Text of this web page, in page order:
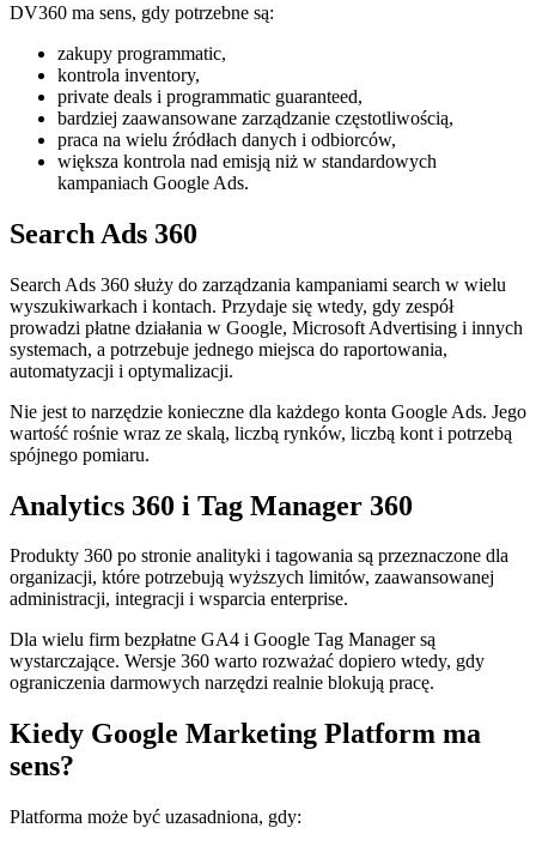
DV360 ma sens, gdy potrzebne są:
zakupy programmatic,
kontrola inventory,
private deals i programmatic guaranteed,
bardziej zaawansowane zarządzanie częstotliwością,
praca na wielu źródłach danych i odbiorców,
większa kontrola nad emisją niż w standardowych
kampaniach Google Ads.
Search Ads 360
Search Ads 360 służy do zarządzania kampaniami search w wielu
wyszukiwarkach i kontach. Przydaje się wtedy, gdy zespół
prowadzi płatne działania w Google, Microsoft Advertising i innych
systemach, a potrzebuje jednego miejsca do raportowania,
automatyzacji i optymalizacji.
Nie jest to narzędzie konieczne dla każdego konta Google Ads. Jego
wartość rośnie wraz ze skalą, liczbą rynków, liczbą kont i potrzebą
spójnego pomiaru.
Analytics 360 i Tag Manager 360
Produkty 360 po stronie analityki i tagowania są przeznaczone dla
organizacji, które potrzebują wyższych limitów, zaawansowanej
administracji, integracji i wsparcia enterprise.
Dla wielu firm bezpłatne GA4 i Google Tag Manager są
wystarczające. Wersje 360 warto rozważać dopiero wtedy, gdy
ograniczenia darmowych narzędzi realnie blokują pracę.
Kiedy Google Marketing Platform ma
sens?
Platforma może być uzasadniona, gdy: